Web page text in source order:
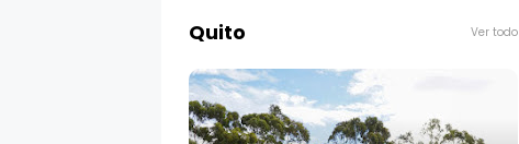
Quito Ver todo